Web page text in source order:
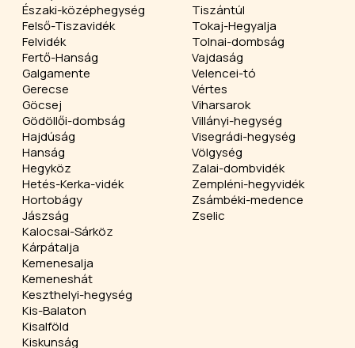
Északi-középhegység
Felső-Tiszavidék
Felvidék
Fertő-Hanság
Galgamente
Gerecse
Göcsej
Gödöllői-dombság
Hajdúság
Hanság
Hegyköz
Hetés-Kerka-vidék
Hortobágy
Jászság
Kalocsai-Sárköz
Kárpátalja
Kemenesalja
Kemeneshát
Keszthelyi-hegység
Kis-Balaton
Kisalföld
Kiskunság
Tiszántúl
Tokaj-Hegyalja
Tolnai-dombság
Vajdaság
Velencei-tó
Vértes
Viharsarok
Villányi-hegység
Visegrádi-hegység
Völgység
Zalai-dombvidék
Zempléni-hegyvidék
Zsámbéki-medence
Zselic